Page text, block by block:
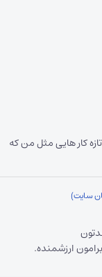
کار هایی مثل من که
ارزشمنده.